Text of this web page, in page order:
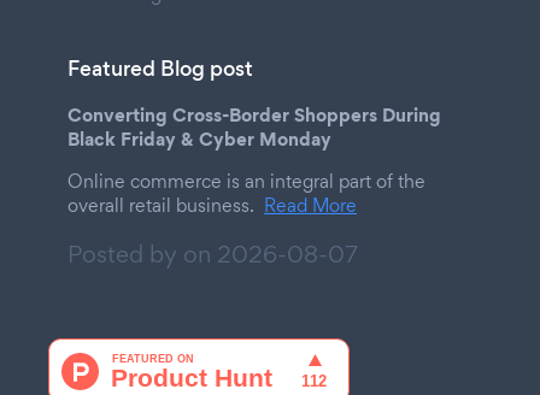
Featured Blog post
Converting Cross-Border Shoppers During
Black Friday & Cyber Monday
Online commerce is an integral part of the
overall retail business. Read More
Posted by on 2026-08-07